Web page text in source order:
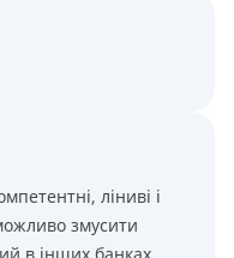
ліниві і
змусити